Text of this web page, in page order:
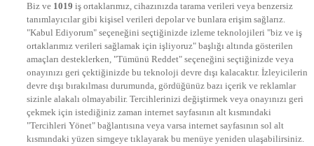
STAR
EURO STAR
KRAL POP TV
DYG Radyolar
NTV RADYO
KRAL FM
KRAL POP
EKSEN
VOYAGE
DYG Dijital
ntv.com.tr
Biz ve 1019 iş ortaklarımız, cihazınızda tarama verileri veya benzersiz
tanımlayıcılar gibi kişisel verileri depolar ve bunlara erişim sağlarız.
"Kabul Ediyorum" seçeneğini seçtiğinizde izleme teknolojileri "biz ve iş
ortaklarımız verileri sağlamak için işliyoruz" başlığı altında gösterilen
amaçları desteklerken, "Tümünü Reddet" seçeneğini seçtiğinizde veya
onayınızı geri çektiğinizde bu teknoloji devre dışı kalacaktır. İzleyicilerin
devre dışı bırakılması durumunda, gördüğünüz bazı içerik ve reklamlar
sizinle alakalı olmayabilir. Tercihlerinizi değiştirmek veya onayınızı geri
çekmek için istediğiniz zaman internet sayfasının alt kısmındaki
"Tercihleri Yönet" bağlantısına veya varsa internet sayfasının sol alt
kısmındaki yüzen simgeye tıklayarak bu menüye yeniden ulaşabilirsiniz.